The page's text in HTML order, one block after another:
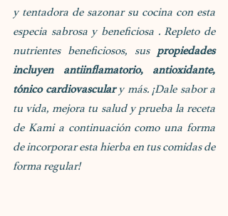
y tentadora de sazonar su cocina con esta
especia sabrosa y beneficiosa . Repleto de
nutrientes beneficiosos, sus propiedades
incluyen antiinflamatorio, antioxidante,
tónico cardiovascular y más. ¡Dale sabor a
tu vida, mejora tu salud y prueba la receta
de Kami a continuación como una forma
de incorporar esta hierba en tus comidas de
forma regular!